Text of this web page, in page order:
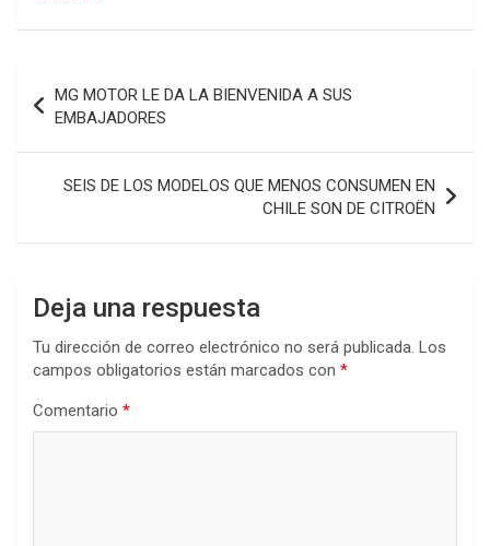
de
entradas
MG MOTOR LE DA LA BIENVENIDA A SUS
EMBAJADORES
SEIS DE LOS MODELOS QUE MENOS CONSUMEN EN
CHILE SON DE CITROËN
Deja una respuesta
Tu dirección de correo electrónico no será publicada. Los
campos obligatorios están marcados con *
Comentario *